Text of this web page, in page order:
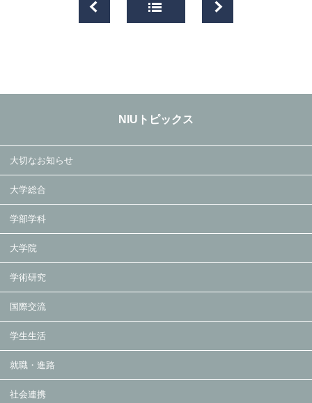
NIUトピックス
大切なお知らせ
大学総合
学部学科
大学院
学術研究
国際交流
学生生活
就職・進路
社会連携